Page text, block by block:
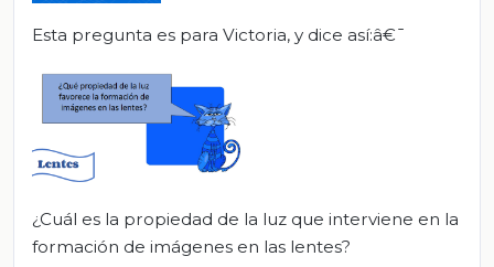
Esta pregunta es para Victoria, y dice así:â€¯
¿Cuál es la propiedad de la luz que interviene en la
formación de imágenes en las lentes?